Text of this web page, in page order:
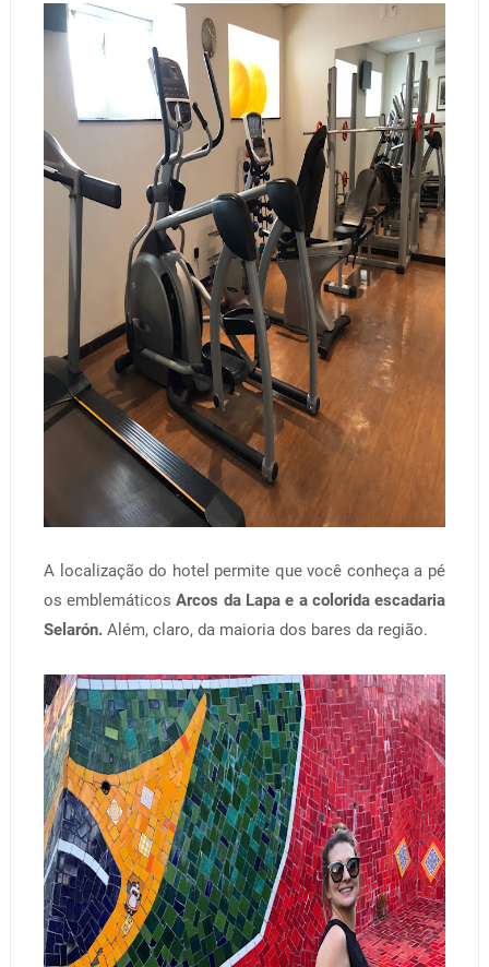
A localização do hotel permite que você conheça a pé
os emblemáticos Arcos da Lapa e a colorida escadaria
Selarón. Além, claro, da maioria dos bares da região.